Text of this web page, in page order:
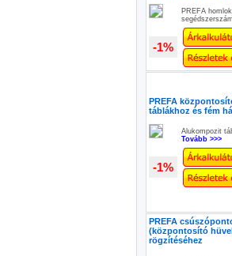
PREFA
-1%
PREFA
táblákhoz és fém
Alukompozit
Tovább >>>
-1%
PREFA
(központosító
rögzítéséhez